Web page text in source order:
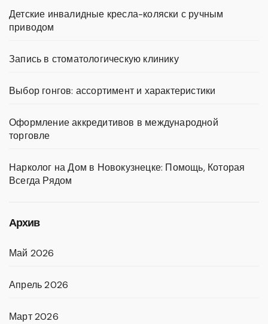
Детские инвалидные кресла-коляски с ручным
приводом
Запись в стоматологическую клинику
Выбор гонгов: ассортимент и характеристики
Оформление аккредитивов в международной
торговле
Нарколог на Дом в Новокузнецке: Помощь, Которая
Всегда Рядом
Архив
Май 2026
Апрель 2026
Март 2026